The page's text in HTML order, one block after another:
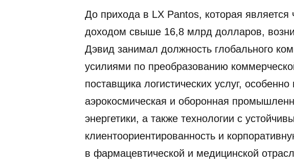
До прихода в LX Pantos, которая
доходом свыше 16,8 млрд долларов,
Дэвид занимал должность глобального
усилиями по преобразованию
поставщика логистических услуг,
аэрокосмическая и оборонная
энергетики, а также технологии с
клиентоориентированность и
в фармацевтической и медицинской